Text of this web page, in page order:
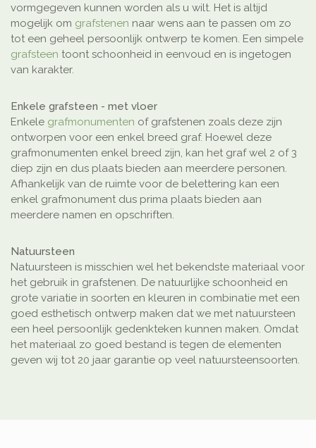
vormgegeven kunnen worden als u wilt. Het is altijd
mogelijk om grafstenen naar wens aan te passen om zo
tot een geheel persoonlijk ontwerp te komen. Een simpele
grafsteen toont schoonheid in eenvoud en is ingetogen
van karakter.
Enkele grafsteen - met vloer
Enkele grafmonumenten of grafstenen zoals deze zijn
ontworpen voor een enkel breed graf. Hoewel deze
grafmonumenten enkel breed zijn, kan het graf wel 2 of 3
diep zijn en dus plaats bieden aan meerdere personen.
Afhankelijk van de ruimte voor de belettering kan een
enkel grafmonument dus prima plaats bieden aan
meerdere namen en opschriften.
Natuursteen
Natuursteen is misschien wel het bekendste materiaal voor
het gebruik in grafstenen. De natuurlijke schoonheid en
grote variatie in soorten en kleuren in combinatie met een
goed esthetisch ontwerp maken dat we met natuursteen
een heel persoonlijk gedenkteken kunnen maken. Omdat
het materiaal zo goed bestand is tegen de elementen
geven wij tot 20 jaar garantie op veel natuursteensoorten.